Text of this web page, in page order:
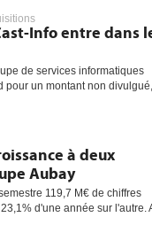
Info entre dans
de services informatiques
pour un montant non divulgué,
à deux
Aubay
119,7 M€ de chiffres
d'une année sur l'autre.